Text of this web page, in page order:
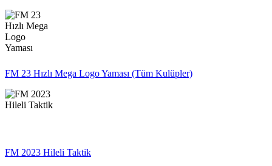
FM 23 Hızlı Mega Logo Yaması (Tüm Kulüpler)
FM 2023 Hileli Taktik